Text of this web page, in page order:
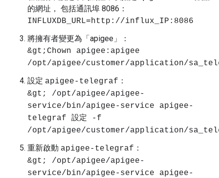
的網址， 包括通訊埠 8086：
INFLUXDB_URL=http://influx_IP:8086
將擁有者變更為「apigee」：
&gt;Chown apigee:apigee
/opt/apigee/customer/application/
設定 apigee-telegraf ：
&gt; /opt/apigee/apigee-
service/bin/apigee-service apigee-
telegraf 設定 -f
/opt/apigee/customer/application/
重新啟動 apigee-telegraf ：
&gt; /opt/apigee/apigee-
service/bin/apigee-service apigee-